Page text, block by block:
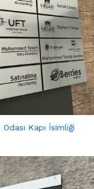
Odası Kapı İsimliği